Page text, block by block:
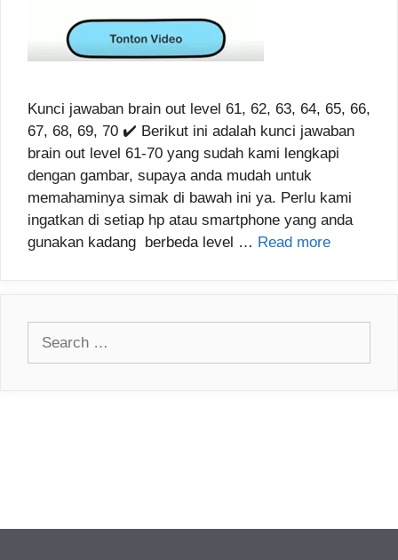
Kunci jawaban brain out level 61, 62, 63, 64, 65, 66,
67, 68, 69, 70 ✔️ Berikut ini adalah kunci jawaban
brain out level 61-70 yang sudah kami lengkapi
dengan gambar, supaya anda mudah untuk
memahaminya simak di bawah ini ya. Perlu kami
ingatkan di setiap hp atau smartphone yang anda
gunakan kadang berbeda level … Read more